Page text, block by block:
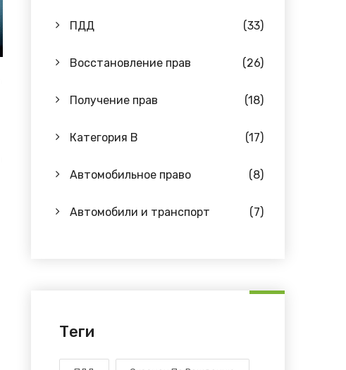
ПДД (33)
Восстановление прав (26)
Получение прав (18)
Категория B (17)
Автомобильное право (8)
Автомобили и транспорт (7)
Теги